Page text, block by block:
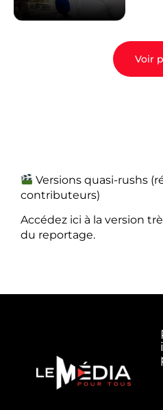
Voir
Versions quasi-rushs
contributeurs)
Accédez ici à la version
du reportage.